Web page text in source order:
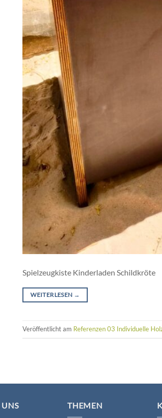
Spielzeugkiste Kinderladen Schildkröte
WEITERLESEN →
Veröffentlicht am Referenzen 03 Individuelle
UNS THEMEN